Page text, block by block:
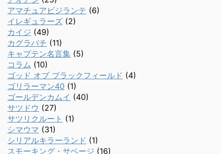
アマチュアビジランテ (6)
イレギュラーズ (2)
カイジ (49)
カグラバチ (11)
キャプテン名言集 (5)
コラム (10)
ゴッド オブ ブラックフィールド (4)
ゴリラーマン40 (1)
ゴールデンカムイ (40)
サツドウ (27)
サツリクルート (1)
シマウマ (31)
シリアルキラーランド (1)
スモーキング・サベージ (16)